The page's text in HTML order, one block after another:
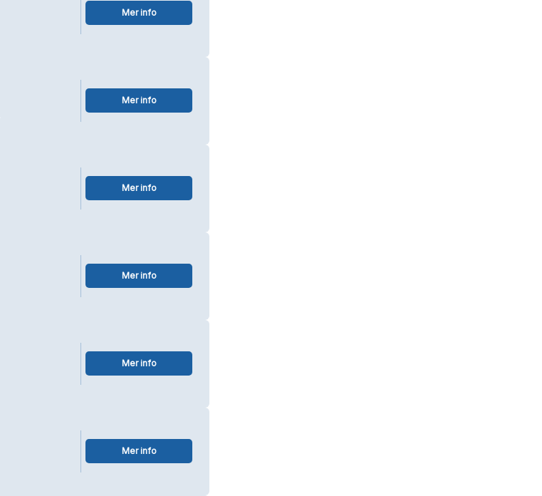
Mer info
Mer info
Mer info
Mer info
Mer info
Mer info